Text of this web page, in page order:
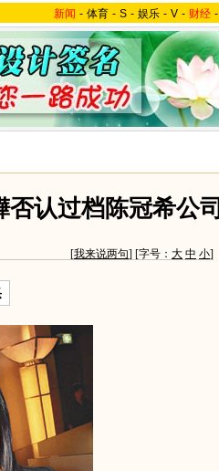
新闻 - 体育 - S - 娱乐 - V - 财经 -
认过档陈冠希公司
[我来说两句] [字号： 大 中 小]